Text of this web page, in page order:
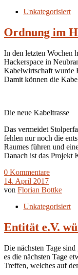
Unkategorisiert
Ordnung im
In den letzten Wochen
Hackerspace in
Kabelwirtschaft wurde
Damit können die
Die neue Kabeltrasse
Das vermeidet
fehlen nur noch die
Raumes führen und
Danach ist das Projekt
0 Kommentare
14. April 2017
von Florian Bottke
Unkategorisiert
Entität e.V.
Die nächsten Tage
es die nächsten Tage
Treffen, welches auf